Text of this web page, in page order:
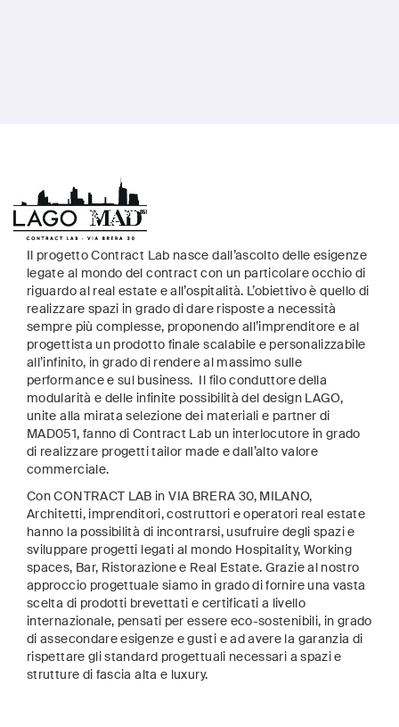
Il progetto Contract Lab nasce dall’ascolto delle esigenze
legate al mondo del contract con un particolare occhio di
riguardo al real estate e all’ospitalità. L’obiettivo è quello di
realizzare spazi in grado di dare risposte a necessità
sempre più complesse, proponendo all’imprenditore e al
progettista un prodotto finale scalabile e personalizzabile
all’infinito, in grado di rendere al massimo sulle
performance e sul business. Il filo conduttore della
modularità e delle infinite possibilità del design LAGO,
unite alla mirata selezione dei materiali e partner di
MAD051, fanno di Contract Lab un interlocutore in grado
di realizzare progetti tailor made e dall’alto valore
commerciale.
Con CONTRACT LAB in VIA BRERA 30, MILANO,
Architetti, imprenditori, costruttori e operatori real estate
hanno la possibilità di incontrarsi, usufruire degli spazi e
sviluppare progetti legati al mondo Hospitality, Working
spaces, Bar, Ristorazione e Real Estate. Grazie al nostro
approccio progettuale siamo in grado di fornire una vasta
scelta di prodotti brevettati e certificati a livello
internazionale, pensati per essere eco-sostenibili, in grado
di assecondare esigenze e gusti e ad avere la garanzia di
rispettare gli standard progettuali necessari a spazi e
strutture di fascia alta e luxury.